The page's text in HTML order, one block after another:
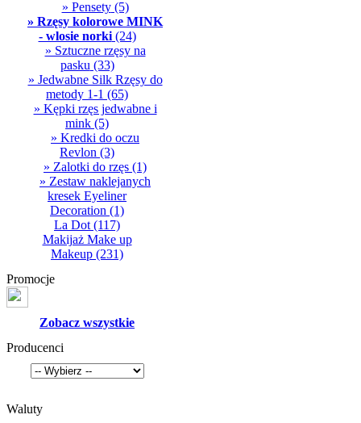
» Pensety(5)
» Rzęsy kolorowe MINK
- wlosie norki(24)
» Sztuczne rzęsy na
pasku (33)
» Jedwabne Silk Rzęsy do
metody 1-1 (65)
» Kępki rzęs jedwabne i
mink (5)
» Kredki do oczu
Revlon (3)
» Zalotki do rzęs (1)
» Zestaw naklejanych
kresek Eyeliner
Decoration (1)
La Dot (117)
Makijaż Make up
Makeup (231)
Promocje
Zobacz wszystkie
Producenci
Waluty